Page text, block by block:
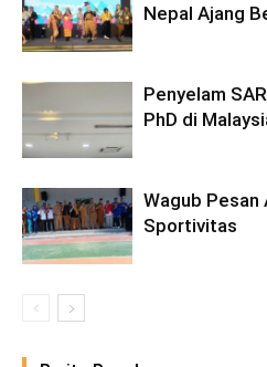
Nepal Ajang
Penyelam
PhD di
Wagub
Sportivitas